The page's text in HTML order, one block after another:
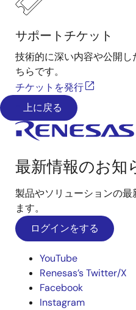
サポートチケット
技術的に深い内容や公開
ちらです。
チケットを発行
上に戻る
最新情報のお知
製品やソリューションの
ます。
ログインをする
YouTube
Renesas’s Twitter/X
Facebook
Instagram